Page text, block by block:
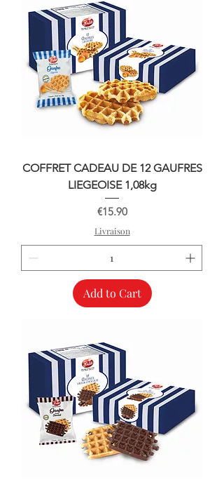
COFFRET CADEAU DE 12 GAUFRES
LIEGEOISE 1,08kg
Price
€15.90
Livraison
Add to Cart